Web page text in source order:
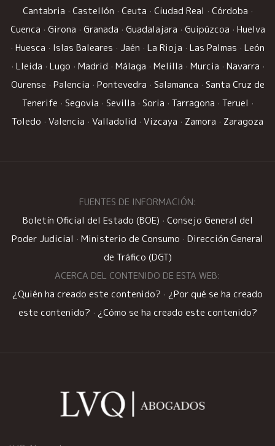
Cantabria · Castellón · Ceuta · Ciudad Real · Córdoba ·
Cuenca · Girona · Granada · Guadalajara · Guipúzcoa · Huelva
· Huesca · Islas Baleares · Jaén · La Rioja · Las Palmas · León
· Lleida · Lugo · Madrid · Málaga · Melilla · Murcia · Navarra ·
Ourense · Palencia · Pontevedra · Salamanca · Santa Cruz de
Tenerife · Segovia · Sevilla · Soria · Tarragona · Teruel ·
Toledo · Valencia · Valladolid · Vizcaya · Zamora · Zaragoza
FUENTES DE INFORMACIÓN:
Boletín Oficial del Estado (BOE) · Consejo General del
Poder Judicial · Ministerio de Consumo · Dirección General
de Tráfico (DGT)
ACERCA DEL CONTENIDO DE ESTA WEB:
¿Quién ha creado este contenido? · ¿Por qué se ha creado
este contenido? · ¿Cómo se ha creado este contenido?